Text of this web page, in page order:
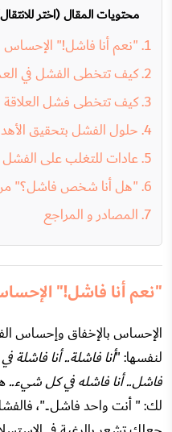
محتويات المقال (اختر
"نعم أنا فاشل!" الإحساس
كيف تتخطى الفشل في
كيف تتخطى فشل العلاقة
حلول الفشل بتحقيق
عادات للتغلب على الفشل
"هل أنا شخص فاشل؟"
المصادر و المراجع
"نعم أنا فاشل!"
الإحساس بالإخفاق وإحساس
لنفسها: "أنا فاشلة.. أنا فاشلة
فاشل.. أنا فاشله في كل شيء..
لك: " أنت واحد فاشل.."،